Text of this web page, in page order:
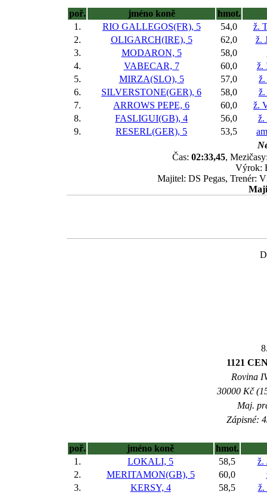
poř. jméno koně
hmot.
1.
RIO GALLEGOS(FR), 5 54,0
ž.
2.
OLIGARCH(IRE), 5 62,0
ž.
3.
MODARON, 5 58,0
4.
VABECAR, 7 60,0
ž.
5.
MIRZA(SLO), 5 57,0
6.
SILVERSTONE(GER), 6 58,0
ž.
7.
ARROWS PEPE, 6 60,0
ž.
8.
FASLIGUI(GB), 4 56,0
ž.
9.
RESERL(GER), 5 53,5
Čas: 02:33,45,
Výrok:
Majitel: DS Pegas, Trenér:
1121
Rovina
30000 Kč
Maj.
Zápisné:
poř. jméno koně
hmot.
1.
LOKALI, 5 58,5
ž.
2.
MERITAMON(GB), 5 60,0
3.
KERSY, 4 58,5
ž.